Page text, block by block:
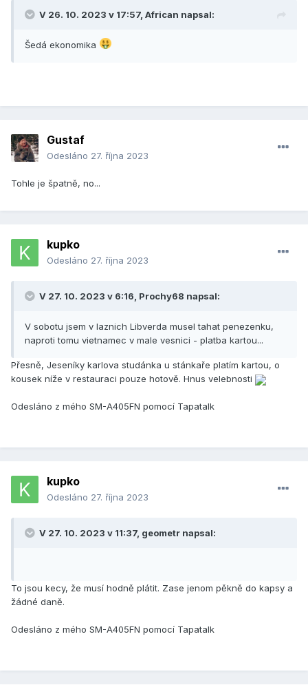
V 26. 10. 2023 v 17:57, African napsal:
Šedá ekonomika
Gustaf
Odesláno 27. října 2023
Tohle je špatně, no...
kupko
Odesláno 27. října 2023
V 27. 10. 2023 v 6:16, Prochy68 napsal:
V sobotu jsem v laznich Libverda musel tahat penezenku,
naproti tomu vietnamec v male vesnici - platba kartou...
Přesně, Jeseníky karlova studánka u stánkaře platím kartou, o
kousek níže v restauraci pouze hotově. Hnus velebnosti
Odesláno z mého SM-A405FN pomocí Tapatalk
kupko
Odesláno 27. října 2023
V 27. 10. 2023 v 11:37, geometr napsal:
To jsou kecy, že musí hodně plátit. Zase jenom pěkně do kapsy a
žádné daně.
Odesláno z mého SM-A405FN pomocí Tapatalk